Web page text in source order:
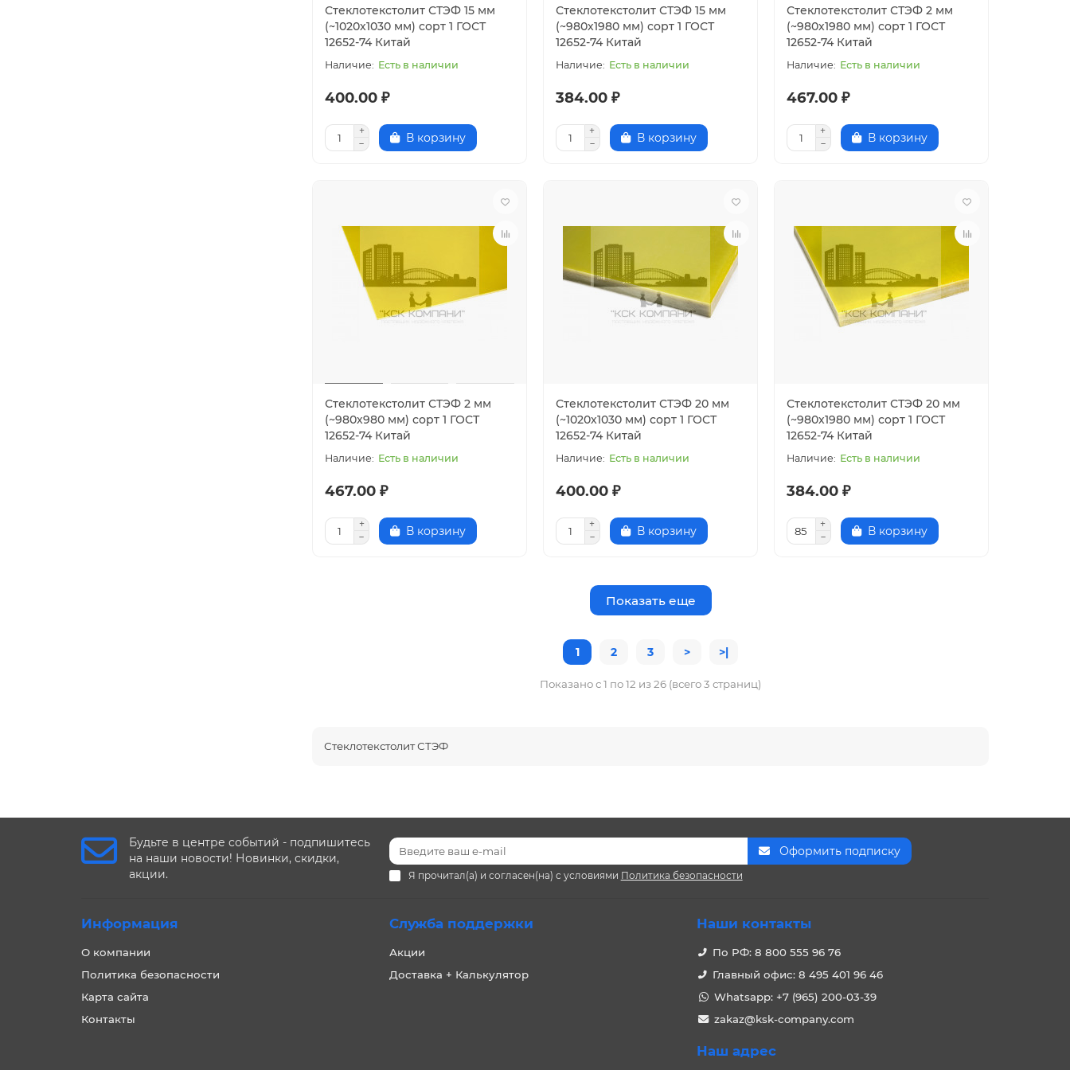
Стеклотекстолит СТЭФ 15 мм
(~1020х1030 мм) сорт 1 ГОСТ
12652-74 Китай
Есть в наличии
400.00 ₽
В корзину
Стеклотекстолит СТЭФ 15 мм
(~980х1980 мм) сорт 1 ГОСТ
12652-74 Китай
Есть в наличии
384.00 ₽
В корзину
Стеклотекстолит СТЭФ 2 мм
(~980х1980 мм) сорт 1 ГОСТ
12652-74 Китай
Есть в наличии
467.00 ₽
В корзину
Стеклотекстолит СТЭФ 2 мм
(~980х980 мм) сорт 1 ГОСТ
12652-74 Китай
Есть в наличии
467.00 ₽
В корзину
Стеклотекстолит СТЭФ 20 мм
(~1020х1030 мм) сорт 1 ГОСТ
12652-74 Китай
Есть в наличии
400.00 ₽
В корзину
Стеклотекстолит СТЭФ 20 мм
(~980х1980 мм) сорт 1 ГОСТ
12652-74 Китай
Есть в наличии
384.00 ₽
В корзину
Показать еще
1 2 3 > >|
Показано с 1 по 12 из 26 (всего 3 страниц)
Стеклотекстолит СТЭФ
Будьте в центре событий - подпишитесь
на наши новости! Новинки, скидки,
акции.
Оформить подписку
Я прочитал(а) и согласен(на) с условиями Политика безопасности
Информация
О компании
Политика безопасности
Карта сайта
Контакты
Служба поддержки
Акции
Доставка + Калькулятор
Наши контакты
По РФ: 8 800 555 96 76
Главный офис: 8 495 401 96 46
Whatsapp: +7 (965) 200-03-39
zakaz@ksk-company.com
Наш адрес